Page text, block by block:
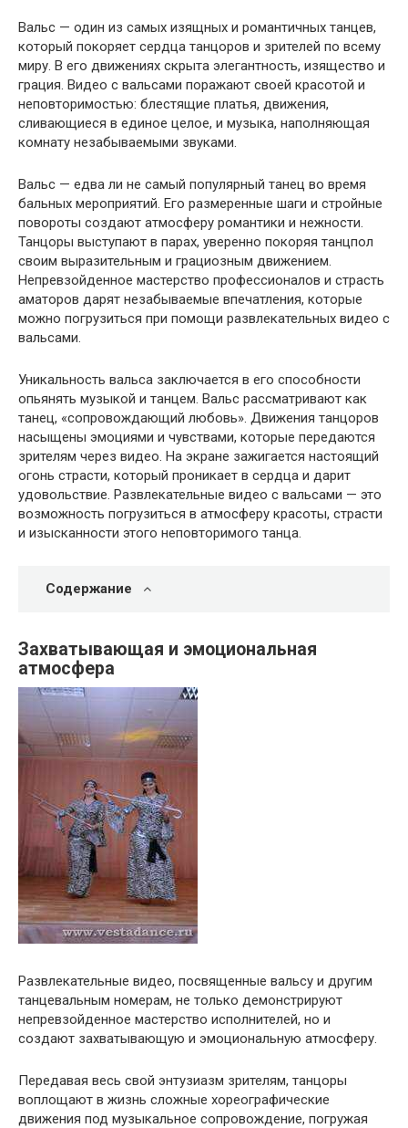
Вальс — один из самых изящных и романтичных танцев,
который покоряет сердца танцоров и зрителей по всему
миру. В его движениях скрыта элегантность, изящество и
грация. Видео с вальсами поражают своей красотой и
неповторимостью: блестящие платья, движения,
сливающиеся в единое целое, и музыка, наполняющая
комнату незабываемыми звуками.
Вальс — едва ли не самый популярный танец во время
бальных мероприятий. Его размеренные шаги и стройные
повороты создают атмосферу романтики и нежности.
Танцоры выступают в парах, уверенно покоряя танцпол
своим выразительным и грациозным движением.
Непревзойденное мастерство профессионалов и страсть
аматоров дарят незабываемые впечатления, которые
можно погрузиться при помощи развлекательных видео с
вальсами.
Уникальность вальса заключается в его способности
опьянять музыкой и танцем. Вальс рассматривают как
танец, «сопровождающий любовь». Движения танцоров
насыщены эмоциями и чувствами, которые передаются
зрителям через видео. На экране зажигается настоящий
огонь страсти, который проникает в сердца и дарит
удовольствие. Развлекательные видео с вальсами — это
возможность погрузиться в атмосферу красоты, страсти
и изысканности этого неповторимого танца.
Содержание
Захватывающая и эмоциональная
атмосфера
Развлекательные видео, посвященные вальсу и другим
танцевальным номерам, не только демонстрируют
непревзойденное мастерство исполнителей, но и
создают захватывающую и эмоциональную атмосферу.
Передавая весь свой энтузиазм зрителям, танцоры
воплощают в жизнь сложные хореографические
движения под музыкальное сопровождение, погружая